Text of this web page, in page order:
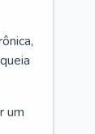
um